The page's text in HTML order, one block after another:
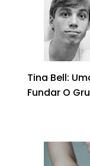
Tina Bell:
Fundar O